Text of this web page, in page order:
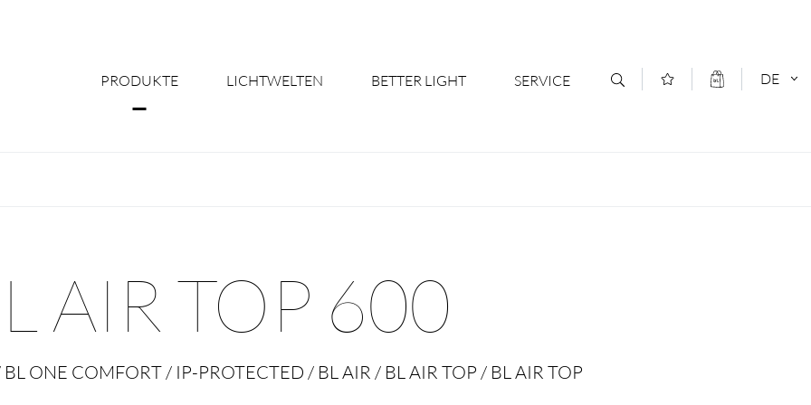
PRODUKTE LICHTWELTEN BETTER LIGHT
Licht nach Maß - Ihr Mehrwert
SERVICE
Downloads & Formulare
DE
AIR TOP 600
BL ONE COMFORT / IP-PROTECTED / BL AIR / BL AIR TOP / BL AIR TOP